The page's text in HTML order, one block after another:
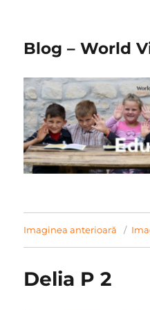
Blog – World
Imaginea anterioară
Delia P 2